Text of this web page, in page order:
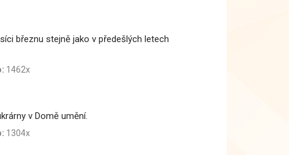
březnu stejně jako v předešlých letech
1462x
v Domě umění.
1304x